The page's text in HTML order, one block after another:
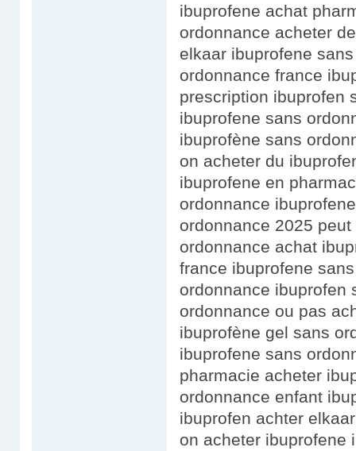
ibuprofene achat
ordonnance acheter
elkaar ibuprofene
ordonnance france
prescription ibuprofen
ibuprofene sans
ibuprofène sans
on acheter du
ibuprofene en
ordonnance
ordonnance 2025
ordonnance achat
france ibuprofene
ordonnance ibuprofen
ordonnance ou pas
ibuprofène gel sans
ibuprofene sans
pharmacie acheter
ordonnance enfant
ibuprofen achter
on acheter ibuprofene